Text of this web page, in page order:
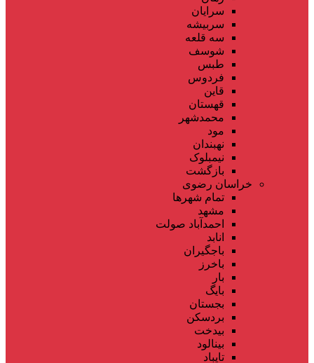
سرایان
سربیشه
سه قلعه
شوسف
طبس
فردوس
قاین
قهستان
محمدشهر
مود
نهبندان
نیمبلوک
بازگشت
خراسان رضوی
تمام شهر‌ها
مشهد
احمدآباد صولت
انابد
باجگیران
باخرز
بار
بایگ
بجستان
بردسکن
بیدخت
بینالود
تایباد